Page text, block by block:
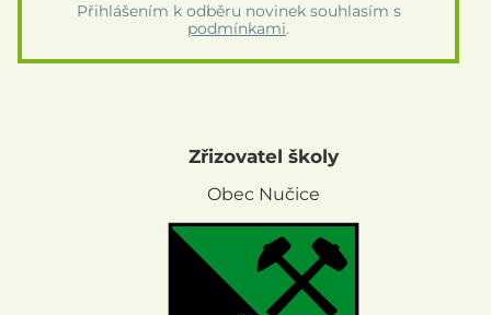
Přihlášením k odběru novinek souhlasím s
podmínkami.
Zřizovatel školy
Obec Nučice